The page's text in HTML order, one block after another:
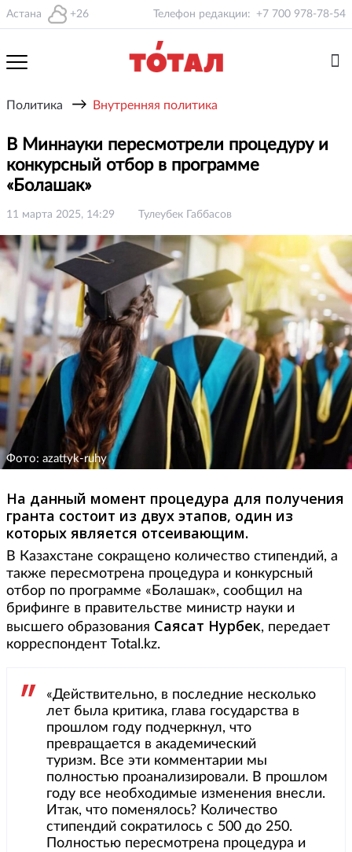
Астана +26 Телефон редакции: +7 700 978-78-54
Политика → Внутренняя политика
В Миннауки пересмотрели процедуру и
конкурсный отбор в программе
«Болашак»
11 марта 2025, 14:29 Тулеубек Габбасов
Фото: azattyk-ruhy
На данный момент процедура для получения
гранта состоит из двух этапов, один из
которых является отсеивающим.
В Казахстане сокращено количество стипендий, а
также пересмотрена процедура и конкурсный
отбор по программе «Болашак», сообщил на
брифинге в правительстве министр науки и
высшего образования Саясат Нурбек, передает
корреспондент Total.kz.
«Действительно, в последние несколько
лет была критика, глава государства в
прошлом году подчеркнул, что
превращается в академический
туризм. Все эти комментарии мы
полностью проанализировали. В прошлом
году все необходимые изменения внесли.
Итак, что поменялось? Количество
стипендий сократилось с 500 до 250.
Полностью пересмотрена процедура и